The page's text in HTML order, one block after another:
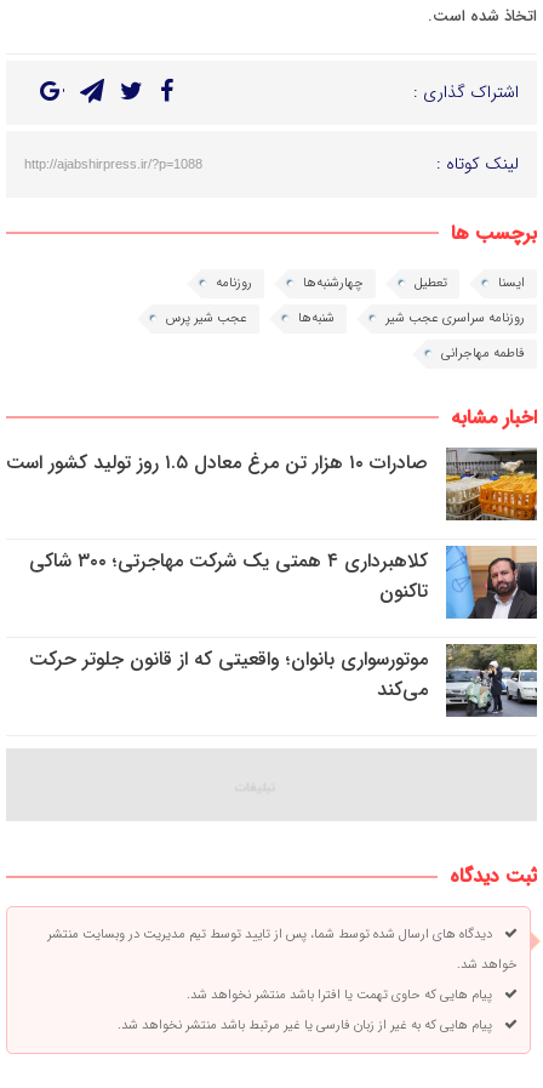
اتخاذ شده است.
اشتراک گذاری :
لینک کوتاه : http://ajabshirpress.ir/?p=1088
برچسب ها
ایسنا تعطیل چهارشنبه‌ها
روزنامه
روزنامه سراسری عجب شیر
شنبه‌ها
عجب شیر پرس
فاطمه مهاجرانی
اخبار مشابه
صادرات ۱۰ هزار تن مرغ معادل ۱.۵ روز تولید کشور است
کلاهبرداری ۴ همتی یک شرکت مهاجرتی؛ ۳۰۰ شاکی
تاکنون
موتورسواری بانوان؛ واقعیتی که از قانون جلوتر حرکت
می‌کند
ثبت دیدگاه
دیدگاه های ارسال شده توسط شما، پس از تایید توسط تیم مدیریت در وبسایت منتشر
خواهد شد.
پیام هایی که حاوی تهمت یا افترا باشد منتشر نخواهد شد.
پیام هایی که به غیر از زبان فارسی یا غیر مرتبط باشد منتشر نخواهد شد.